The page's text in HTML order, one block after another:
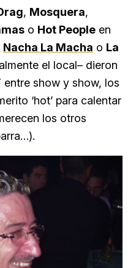
, Mosquera,
o Hot People en
Nacha La Macha o La
el local– dieron
entre show y show, los
‘hot’ para calentar
los otros